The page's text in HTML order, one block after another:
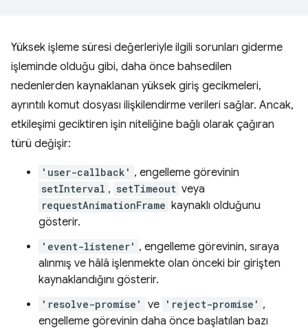
Yüksek işleme süresi değerleriyle ilgili sorunları giderme
işleminde olduğu gibi, daha önce bahsedilen
nedenlerden kaynaklanan yüksek giriş gecikmeleri,
ayrıntılı komut dosyası ilişkilendirme verileri sağlar. Ancak,
etkileşimi geciktiren işin niteliğine bağlı olarak çağıran
türü değişir:
'user-callback' , engelleme görevinin
setInterval , setTimeout veya
requestAnimationFrame kaynaklı olduğunu
gösterir.
'event-listener' , engelleme görevinin, sıraya
alınmış ve hâlâ işlenmekte olan önceki bir girişten
kaynaklandığını gösterir.
'resolve-promise' ve 'reject-promise' ,
engelleme görevinin daha önce başlatılan bazı